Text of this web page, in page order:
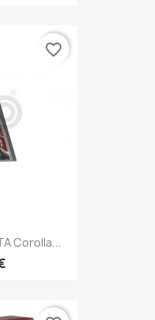
Corolla...
favorite_border